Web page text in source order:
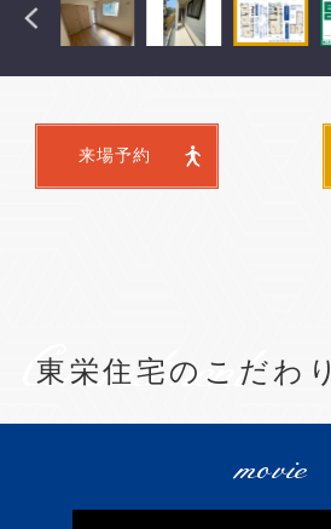
来場予約
東栄住宅のこだわり
movie